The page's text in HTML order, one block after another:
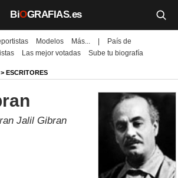
BiOGRAFIAS.es
Modelos Más...
País de
Las mejor votadas Sube tu biografía
> ESCRITORES
Jalil Gibran